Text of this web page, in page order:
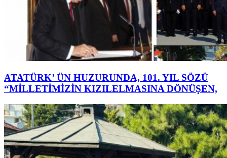
ATATÜRK’ ÜN HUZURUNDA, 101. YIL SÖZÜ
“MİLLETİMİZİN KIZILELMASINA DÖNÜŞEN,